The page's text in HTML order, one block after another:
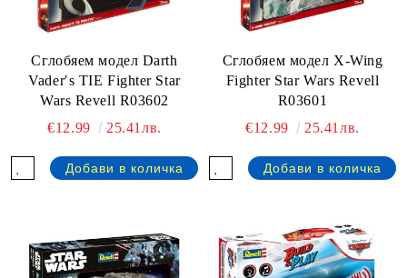
Сглобяем модел Darth
Vader′s TIE Fighter Star
Wars Revell R03602
€12.99
25.41лв.
Сглобяем модел X-Wing
Fighter Star Wars Revell
R03601
€12.99
25.41лв.